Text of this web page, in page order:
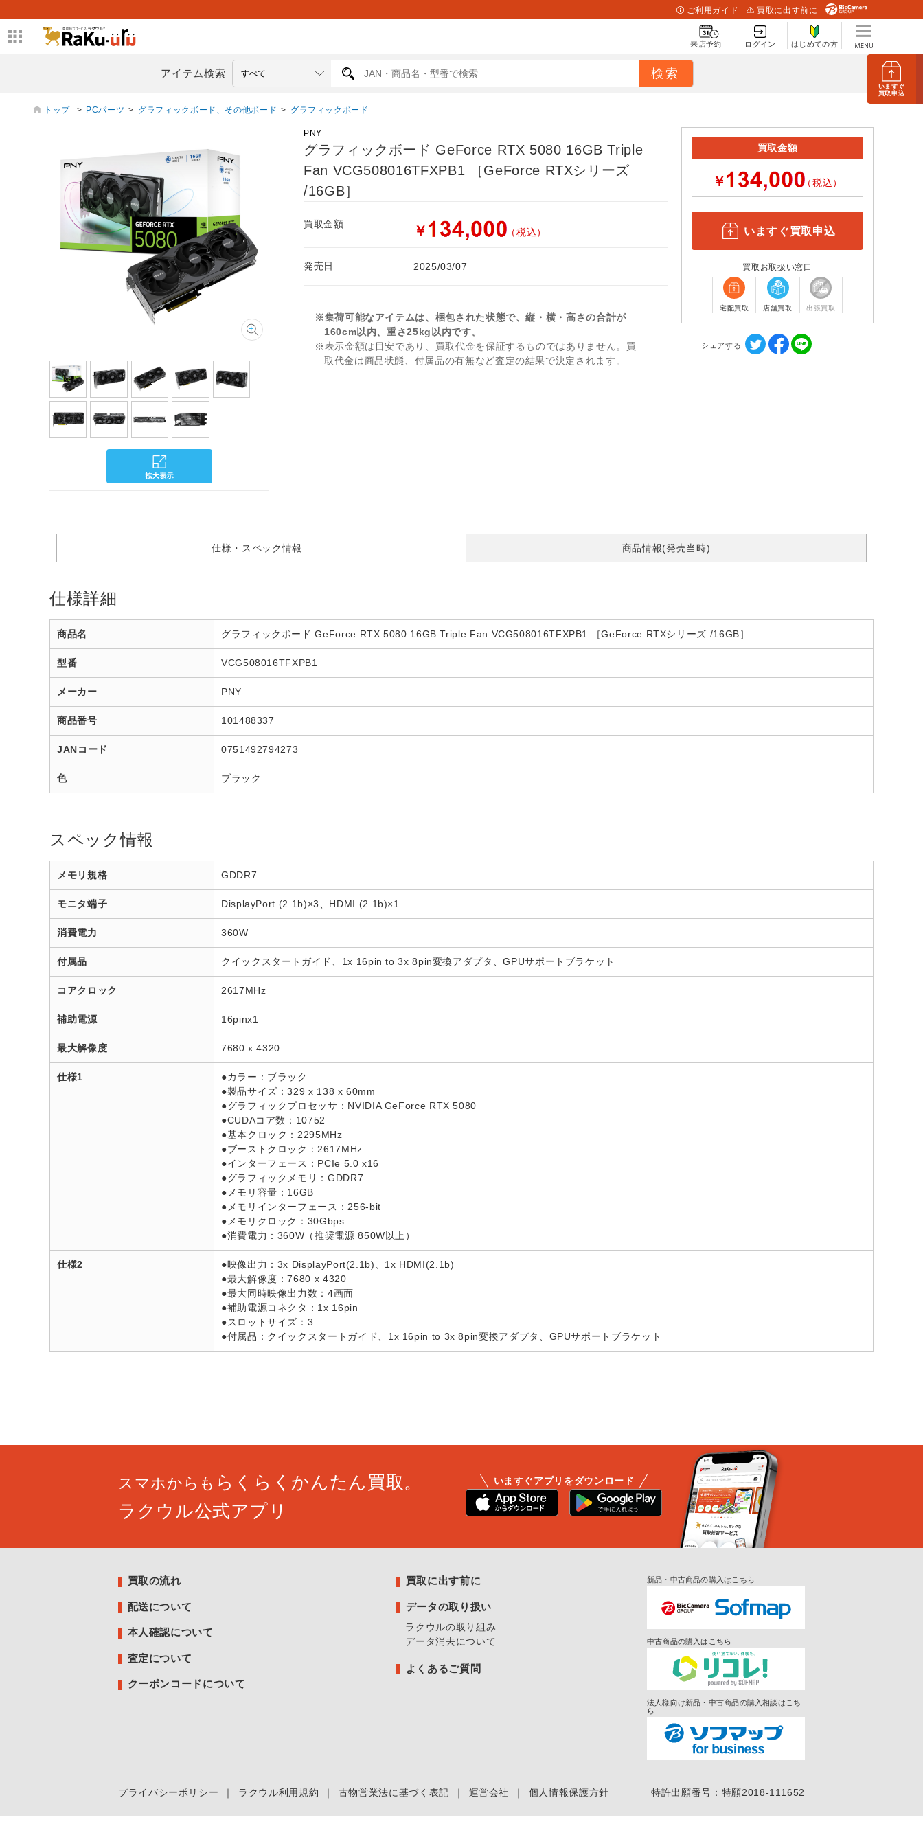
いますぐ
買取申込
ご利用ガイド 買取に出す前に
来店予約 ログイン はじめての方
アイテム検索
トップ > PCパーツ > グラフィックボード、その他ボード > グラフィックボード
PNY
グラフィックボード GeForce RTX 5080 16GB Triple
Fan VCG508016TFXPB1 ［GeForce RTXシリーズ
/16GB］
買取金額 ￥ （税込）
発売日 2025/03/07
※集荷可能なアイテムは、梱包された状態で、縦・横・高さの合計が
160cm以内、重さ25kg以内です。
※表示金額は目安であり、買取代金を保証するものではありません。買
取代金は商品状態、付属品の有無など査定の結果で決定されます。
買取金額
￥ （税込）
いますぐ買取申込
買取お取扱い窓口
宅配買取 店舗買取 出張買取
シェアする
仕様・スペック情報 商品情報(発売当時)
仕様詳細
商品名 グラフィックボード GeForce RTX 5080 16GB Triple Fan VCG508016TFXPB1 ［GeForce RTXシリーズ /16GB］
型番 VCG508016TFXPB1
メーカー PNY
商品番号 101488337
JANコード 0751492794273
色 ブラック
スペック情報
メモリ規格 GDDR7
モニタ端子 DisplayPort (2.1b)×3、HDMI (2.1b)×1
消費電力 360W
付属品 クイックスタートガイド、1x 16pin to 3x 8pin変換アダプタ、GPUサポートブラケット
コアクロック 2617MHz
補助電源 16pinx1
最大解像度 7680 x 4320
仕様1
●カラー：ブラック
●製品サイズ：329 x 138 x 60mm
●グラフィックプロセッサ：NVIDIA GeForce RTX 5080
●CUDAコア数：10752
●基本クロック：2295MHz
●ブーストクロック：2617MHz
●インターフェース：PCIe 5.0 x16
●グラフィックメモリ：GDDR7
●メモリ容量：16GB
●メモリインターフェース：256-bit
●メモリクロック：30Gbps
●消費電力：360W（推奨電源 850W以上）
仕様2
●映像出力：3x DisplayPort(2.1b)、1x HDMI(2.1b)
●最大解像度：7680 x 4320
●最大同時映像出力数：4画面
●補助電源コネクタ：1x 16pin
●スロットサイズ：3
●付属品：クイックスタートガイド、1x 16pin to 3x 8pin変換アダプタ、GPUサポートブラケット
スマホからも らくらくかんたん買取。
ラクウル公式アプリ
いますぐアプリをダウンロード
買取の流れ
配送について
本人確認について
査定について
クーポンコードについて
買取に出す前に
データの取り扱い
ラクウルの取り組み
データ消去について
よくあるご質問
新品・中古商品の購入はこちら
中古商品の購入はこちら
法人様向け新品・中古商品の購入相談はこち
ら
プライバシーポリシー ｜ ラクウル利用規約 ｜ 古物営業法に基づく表記 ｜ 運営会社 ｜ 個人情報保護方針 特許出願番号：特願2018-111652